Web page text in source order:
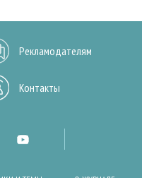
Рекламодателям
Контакты